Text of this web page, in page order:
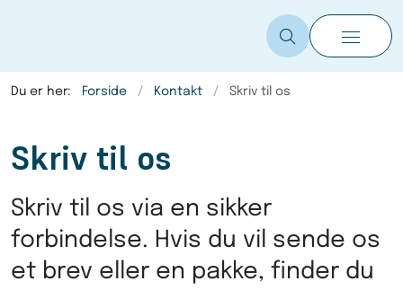
Du er her: Forside Kontakt Skriv til os
Skriv til os
Skriv til os via en sikker
forbindelse. Hvis du vil sende os
et brev eller en pakke, finder du